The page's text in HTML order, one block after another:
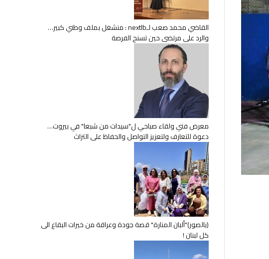
القاضي محمد صعب لـnextlb : منشغل بملف وطني كبير…
والرد على مرتضى حين تسنح الفرصة
معرض فني ولقاء صباحي ل"سيدات من شبعا" في بيروت…
دعوة للتعارف ولتعزيز التواصل والحفاظ على التراث
(بالصور)"ألبان المنارة" قصة جودة وعراقة من خيرات البقاع الى
كل لبنان !